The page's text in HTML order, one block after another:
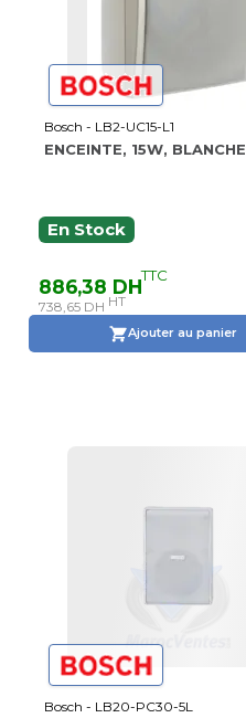
Bosch - LB2-UC15-L1
ENCEINTE, 15W, BLANCHE
En Stock
886,38 DHTTC
738,65 DH HT
Ajouter au panier
Bosch - LB20-PC30-5L